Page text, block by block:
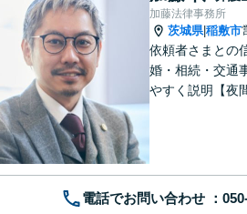
加藤法律事務所
茨城県|稲敷市
依頼者さまとの
婚・相続・交通
やすく説明【夜
電話でお問い合わせ